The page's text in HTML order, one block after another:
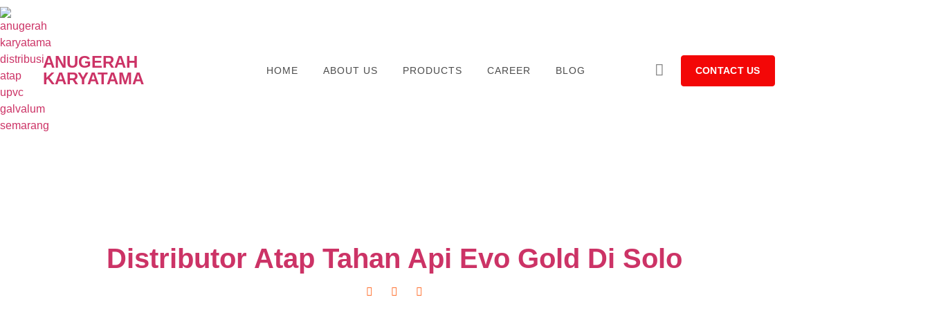
ANUGERAH
KARYATAMA
HOME ABOUT US PRODUCTS CAREER BLOG CONTACT US
Distributor Atap Tahan Api Evo Gold Di Solo